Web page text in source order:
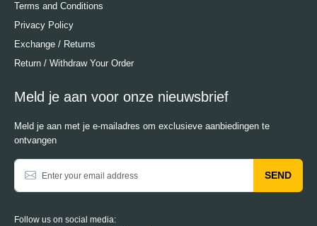
Terms and Conditions
Privacy Policy
Exchange / Returns
Return / Withdraw Your Order
Meld je aan voor onze nieuwsbrief
Meld je aan met je e-mailadres om exclusieve aanbiedingen te
ontvangen
SEND
Follow us on social media: